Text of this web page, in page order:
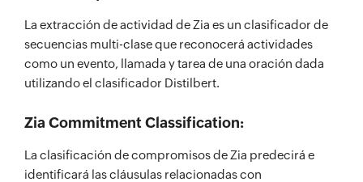
La extracción de actividad de Zia es un clasificador de
secuencias multi-clase que reconocerá actividades
como un evento, llamada y tarea de una oración dada
utilizando el clasificador Distilbert.
Zia Commitment Classification:
La clasificación de compromisos de Zia predecirá e
identificará las cláusulas relacionadas con